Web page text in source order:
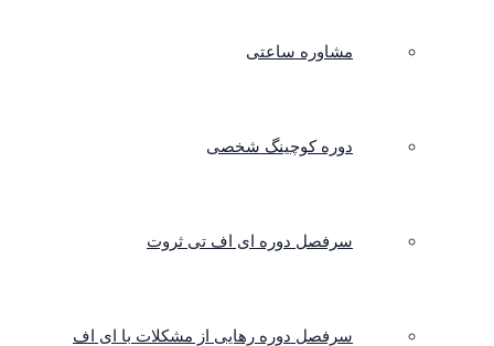
مشاوره ساعتی
دوره کوچینگ شخصی
سرفصل دوره ای اف تی ثروت
سرفصل دوره رهایی از مشکلات با ای اف